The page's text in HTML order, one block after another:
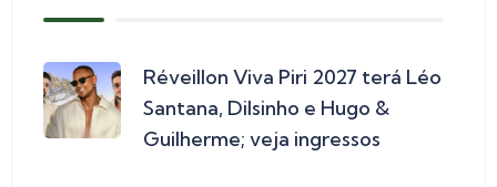
Réveillon Viva Piri 2027 terá Léo
Santana, Dilsinho e Hugo &
Guilherme; veja ingressos